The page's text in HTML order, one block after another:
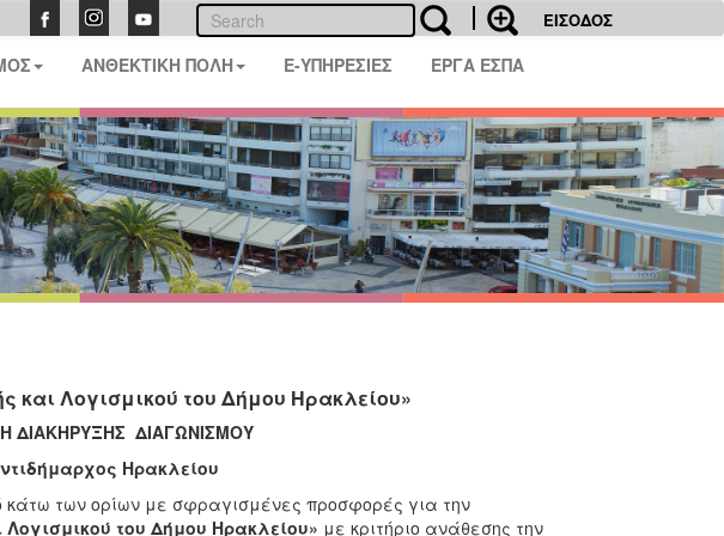
ΕΙΣΟΔΟΣ
ΑΝΘΕΚΤΙΚΗ ΠΟΛΗ E-ΥΠΗΡΕΣΙΕΣ ΕΡΓΑ ΕΣΠΑ
και Λογισμικού του Δήμου Ηρακλείου»
ΔΙΑΚΗΡΥΞΗΣ ΔΙΑΓΩΝΙΣΜΟΥ
Ηρακλείου
κάτω των ορίων με σφραγισμένες προσφορές για την
του Δήμου Ηρακλείου» με κριτήριο ανάθεσης την